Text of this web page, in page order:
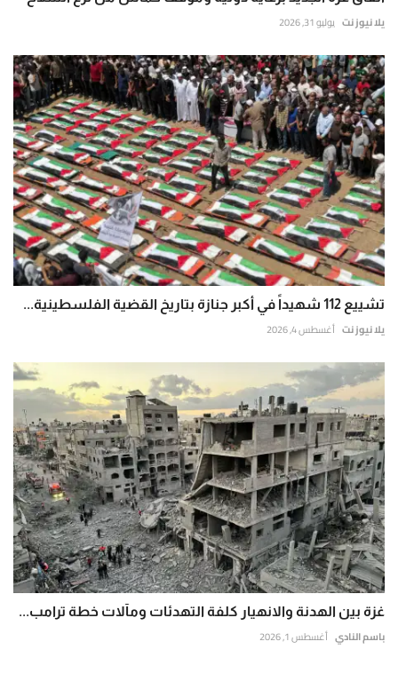
يلا نيوز نت يوليو 31, 2026
تشييع 112 شهيداً في أكبر جنازة بتاريخ القضية الفلسطينية...
يلا نيوز نت أغسطس 4, 2026
غزة بين الهدنة والانهيار كلفة التهدئات ومآلات خطة ترامب...
باسم النادي أغسطس 1, 2026